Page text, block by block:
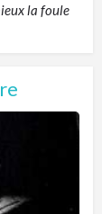
la foule